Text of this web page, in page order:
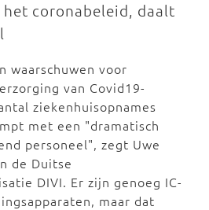
coronabeleid, daalt
waarschuwen voor
van Covid19-
ziekenhuisopnames
met een "dramatisch
personeel", zegt Uwe
de Duitse
DIVI. Er zijn genoeg IC-
maar dat